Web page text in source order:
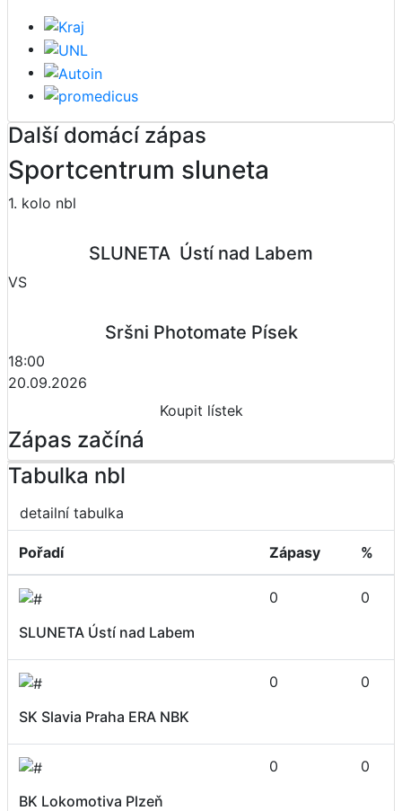
Další domácí zápas
Sportcentrum sluneta
1. kolo nbl
SLUNETA  Ústí nad Labem
VS
Sršni Photomate Písek
18:00
20.09.2026
Koupit lístek
Zápas začíná
Tabulka nbl
detailní tabulka
Pořadí Zápasy %
SLUNETA Ústí nad Labem
0 0
SK Slavia Praha ERA NBK
0 0
BK Lokomotiva Plzeň
0 0